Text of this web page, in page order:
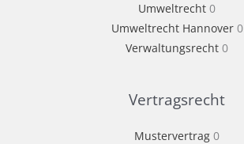
Umweltrecht 0
Umweltrecht Hannover0
Verwaltungsrecht 0
Vertragsrecht
Mustervertrag 0